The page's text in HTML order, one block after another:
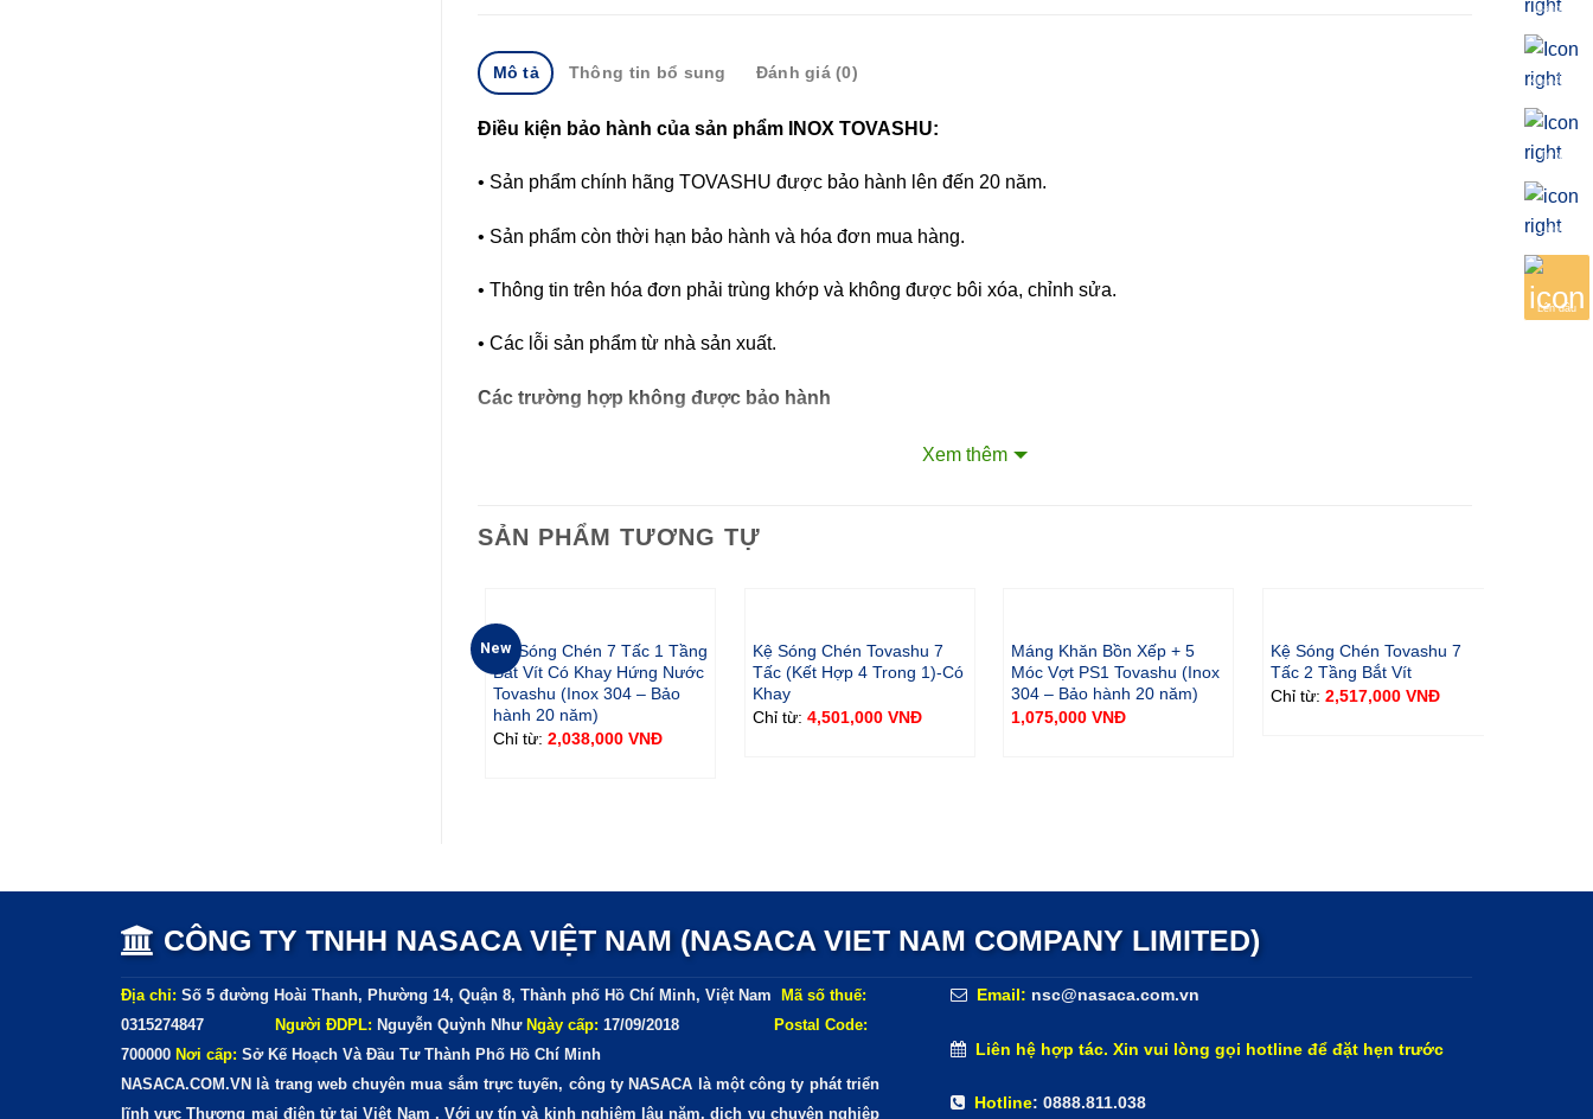
Mô tả Thông tin bổ sung Đánh giá (0)
Điều kiện bảo hành của sản phẩm INOX TOVASHU:
• Sản phẩm chính hãng TOVASHU được bảo hành lên đến 20 năm.
• Sản phẩm còn thời hạn bảo hành và hóa đơn mua hàng.
• Thông tin trên hóa đơn phải trùng khớp và không được bôi xóa, chỉnh sửa.
• Các lỗi sản phẩm từ nhà sản xuất.
Các trường hợp không được bảo hành
• Ngoài ra đối với trường hợp không bảo hành vẫn có thể mua linh kiện thay thế chính hãng.Hãy liên hệ với Nasaca
Việt Nam hoặc gọi hotline để được tư vấn thêm về chính sách bảo hành.
Cảm ơn bạn đã tin tưởng và đặt hàng của chúng tôi, xin hãy đánh giá chất lượng và nhận xét để chúng tôi
Xem thêm
SẢN PHẨM TƯƠNG TỰ
New
Kệ Sóng Chén 7 Tấc 1 Tầng
Bắt Vít Có Khay Hứng Nước
Tovashu (Inox 304 – Bảo
hành 20 năm)
Chỉ từ: 2,038,000 VNĐ
Kệ Sóng Chén Tovashu 7
Tấc (Kết Hợp 4 Trong 1)-Có
Khay
Chỉ từ: 4,501,000 VNĐ
Máng Khăn Bồn Xếp + 5
Móc Vợt PS1 Tovashu (Inox
304 – Bảo hành 20 năm)
1,075,000VNĐ
Kệ Sóng Chén Tovashu 7
Tấc 2 Tầng Bắt Vít
Chỉ từ:2,517,000VNĐ
CÔNG TY TNHH NASACA VIỆT NAM (NASACA VIET NAM COMPANY LIMITED)
Địa chỉ: Số 5 đường Hoài Thanh, Phường 14, Quận 8, Thành phố Hồ Chí Minh, Việt Nam
Mã số thuế:
0315274847
Người ĐDPL: Nguyễn Quỳnh Như Ngày cấp: 17/09/2018
Postal Code:
700000 Nơi cấp: Sở Kế Hoạch Và Đầu Tư Thành Phố Hồ Chí Minh
NASACA.COM.VN là trang web chuyên mua sắm trực tuyến, công ty NASACA là một công ty phát triển
lĩnh vực Thương mại điện tử tại Việt Nam . Với uy tín và kinh nghiệm lâu năm, dịch vụ chuyên nghiệp
Email: nsc@nasaca.com.vn
Liên hệ hợp tác. Xin vui lòng gọi hotline để đặt hẹn trước
Hotline: 0888.811.038
Bảng giá
Khuyến mãi
Tư vấn
Liên hệ
Lên đầu